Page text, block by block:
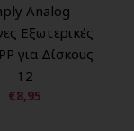
Analog
Εξωτερικές
για Δίσκους
12
€8,95